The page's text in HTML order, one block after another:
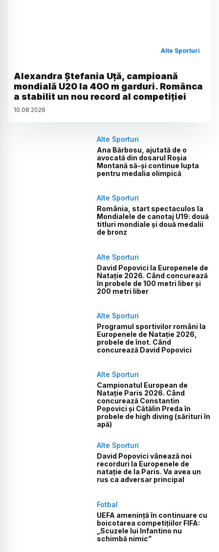
Alte Sporturi
Alexandra Ștefania Uță, campioană
mondială U20 la 400 m garduri. Românca
a stabilit un nou record al competiției
10.08.2026
Alte Sporturi
Ana Bărbosu, ajutată de o
avocată din dosarul Roșia
Montană să-și continue lupta
pentru medalia olimpică
Alte Sporturi
România, start spectaculos la
Mondialele de canotaj U19: două
titluri mondiale și două medalii
de bronz
Alte Sporturi
David Popovici la Europenele de
Natație 2026. Când concurează
în probele de 100 metri liber și
200 metri liber
Alte Sporturi
Programul sportivilor români la
Europenele de Natație 2026,
probele de înot. Când
concurează David Popovici
Alte Sporturi
Campionatul European de
Natație Paris 2026. Când
concurează Constantin
Popovici și Cătălin Preda în
probele de high diving (sărituri în
apă)
Alte Sporturi
David Popovici vânează noi
recorduri la Europenele de
natație de la Paris. Va avea un
rus ca adversar principal
Fotbal
UEFA amenință în continuare cu
boicotarea competițiilor FIFA:
„Scuzele lui Infantino nu
schimbă nimic”